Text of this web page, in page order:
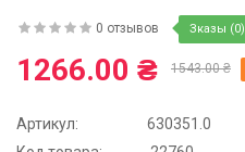
0 отзывов Зказы (0)
1266.00 ₴ 1543.00 ₴
Артикул:
630351.0